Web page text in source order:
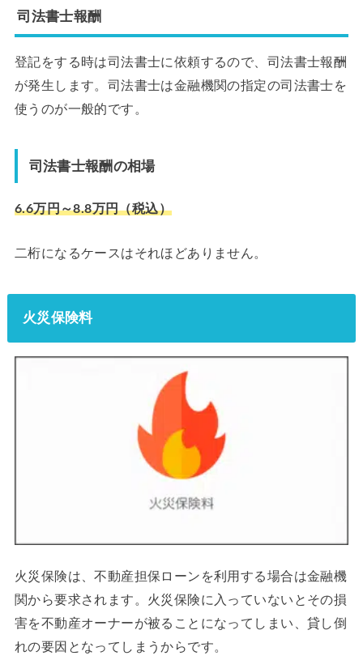
司法書士報酬
登記をする時は司法書士に依頼するので、司法書士報酬
が発生します。司法書士は金融機関の指定の司法書士を
使うのが一般的です。
司法書士報酬の相場
6.6万円～8.8万円（税込）
二桁になるケースはそれほどありません。
火災保険料
火災保険は、不動産担保ローンを利用する場合は金融機
関から要求されます。火災保険に入っていないとその損
害を不動産オーナーが被ることになってしまい、貸し倒
れの要因となってしまうからです。